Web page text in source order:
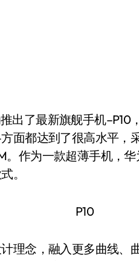
了最新旗舰手机–P10
面都达到了很高水平，
。作为一款超薄手机，
。
念，融入更多曲线、